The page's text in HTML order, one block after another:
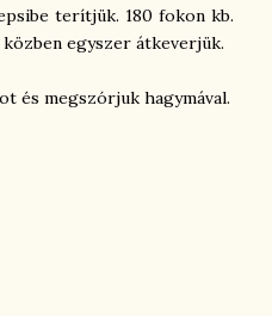
terítjük. 180 fokon kb.
egyszer átkeverjük.
és megszórjuk hagymával.